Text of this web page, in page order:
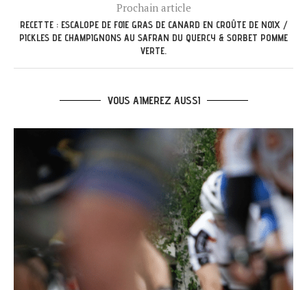
Prochain article
RECETTE : ESCALOPE DE FOIE GRAS DE CANARD EN CROÛTE DE NOIX /
PICKLES DE CHAMPIGNONS AU SAFRAN DU QUERCY & SORBET POMME
VERTE.
VOUS AIMEREZ AUSSI